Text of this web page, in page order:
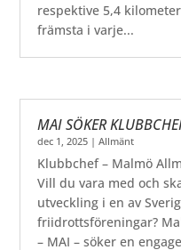
respektive 5,4
främsta i varje...
MAI SÖKER
dec 1, 2025 |Allmänt
Klubbchef – Malmö
Vill du vara med och
utveckling i en av
friidrottsföreningar?
– MAI – söker en